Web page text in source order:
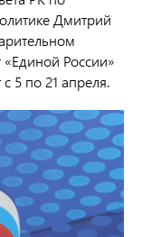
Дмитрий
«Единой России»
5 по 21 апреля.